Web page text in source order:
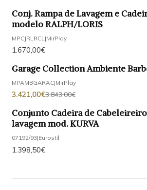
Conj. Rampa de Lavagem e
modelo RALPH/LORIS
MPCJRLRCL |MirPlay
1.670,00€
-11% DESCONTO
Garage Collection Ambiente
MPAMBGARAC|MirPlay
3.421,00€3.843,00€
Conjunto Cadeira de
lavagem mod. KURVA
07192/93|Eurostil
1.398,50€